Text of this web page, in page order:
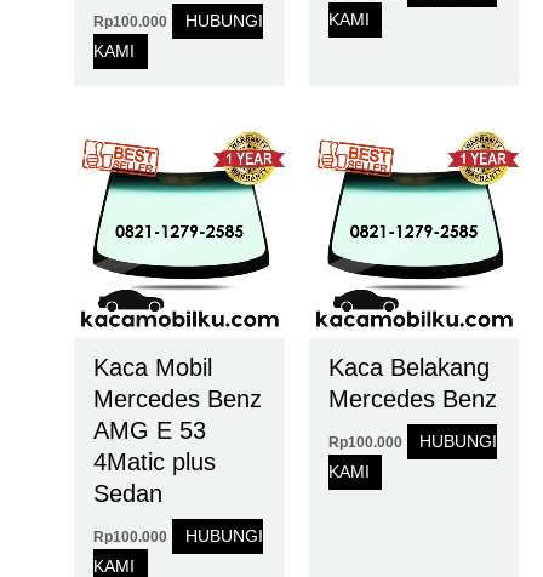
Rp100.000
HUBUNGI
KAMI
KAMI
Kaca Mobil
Mercedes Benz
AMG E 53
4Matic plus
Sedan
Rp100.000
HUBUNGI
KAMI
Kaca Belakang
Mercedes Benz
Rp100.000
HUBUNGI
KAMI